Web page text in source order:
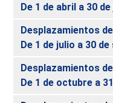
De 1 de abril a 30
Desplazamientos
De 1 de julio a 30
Desplazamientos
De 1 de octubre a